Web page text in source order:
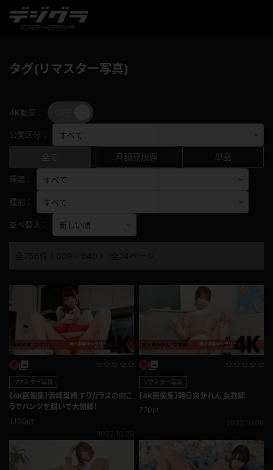
タグ(リマスター写真)
月額見放題 単品
種類：
種別：
並べ替え：
4K動画：
公開区分：
リマスター写真
【4K画像集】浜崎真緒 すりガラスの向こ
うでパンツを脱いで大開脚！
1,100pt
リマスター写真
【4K画像集】朝日奈かれん 女教師
770pt